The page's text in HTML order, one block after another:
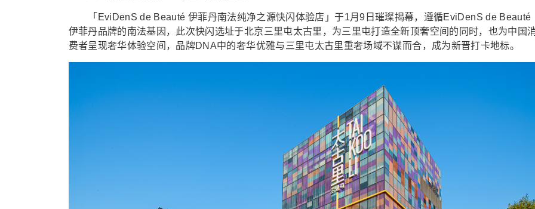
「EviDenS de Beauté 伊菲丹南法纯净之源快闪体验店」于1月9日璀璨揭幕，遵循EviDenS de Beauté
伊菲丹品牌的南法基因，此次快闪选址于北京三里屯太古里，为三里屯打造全新顶奢空间的同时，也为中国
费者呈现奢华体验空间，品牌DNA中的奢华优雅与三里屯太古里重奢场域不谋而合，成为新晋打卡地标。